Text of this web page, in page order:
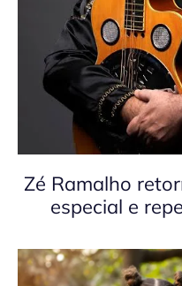
Zé Ramalho
especial e